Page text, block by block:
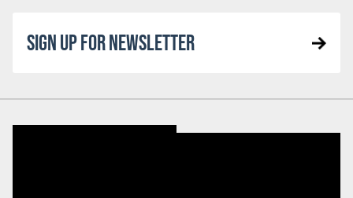
SIGN UP FOR NEWSLETTER